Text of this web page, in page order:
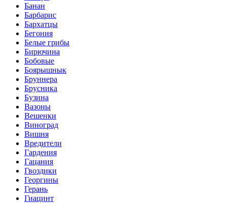
Банан
Барбарис
Бархатцы
Бегония
Белые грибы
Бирючина
Бобовые
Боярышнык
Бруннера
Брусника
Бузина
Вазоны
Вешенки
Виноград
Вишня
Вредители
Гардения
Гацания
Гвоздики
Георгины
Герань
Гиацинт